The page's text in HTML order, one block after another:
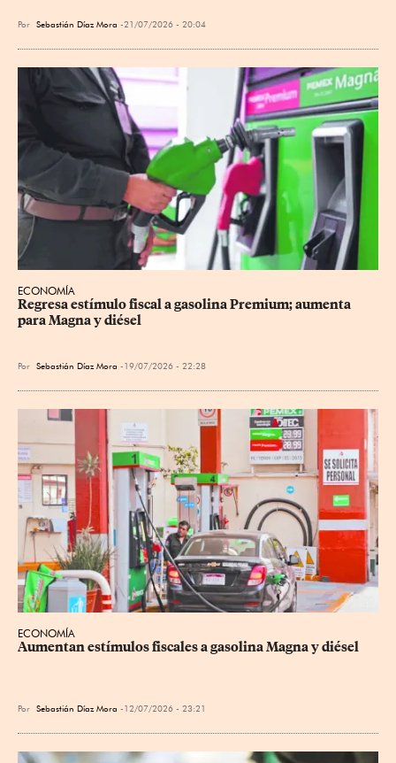
Por Sebastián Díaz Mora 21/07/2026 - 20:04
ECONOMÍA
Regresa estímulo fiscal a gasolina Premium; aumenta
para Magna y diésel
Por Sebastián Díaz Mora 19/07/2026 - 22:28
ECONOMÍA
Aumentan estímulos fiscales a gasolina Magna y diésel
Por Sebastián Díaz Mora 12/07/2026 - 23:21